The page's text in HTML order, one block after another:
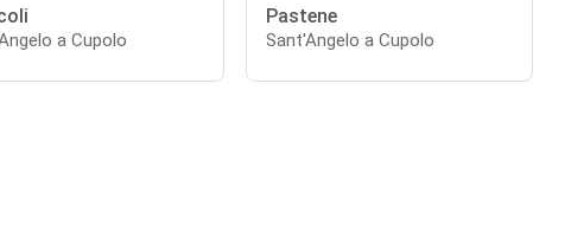
a Cupolo
Pastene
Sant'Angelo a Cupolo